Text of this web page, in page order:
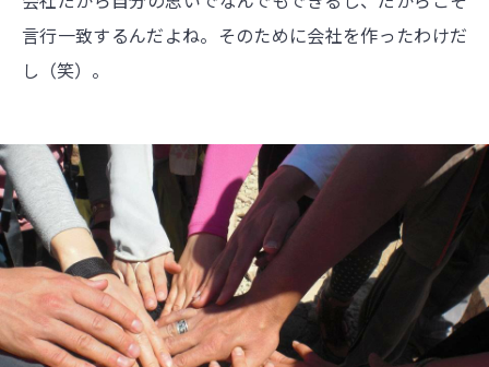
言行一致するんだよね。そのために会社を作ったわけだ
し（笑）。